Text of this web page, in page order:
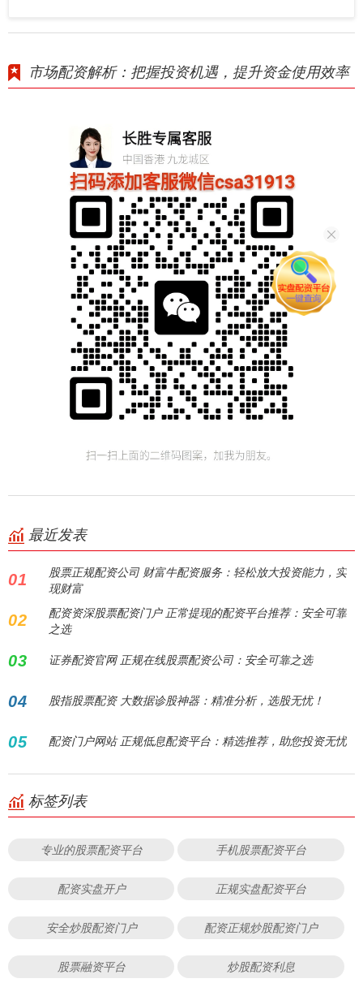
市场配资解析：把握投资机遇，提升资金使用效率
最近发表
01
股票正规配资公司 财富牛配资服务：轻松放大投资能力，实
现财富
02
配资资深股票配资门户 正常提现的配资平台推荐：安全可靠
之选
03 证券配资官网 正规在线股票配资公司：安全可靠之选
04 股指股票配资 大数据诊股神器：精准分析，选股无忧！
05 配资门户网站 正规低息配资平台：精选推荐，助您投资无忧
标签列表
专业的股票配资平台 手机股票配资平台
配资实盘开户 正规实盘配资平台
安全炒股配资门户 配资正规炒股配资门户
股票融资平台 炒股配资利息